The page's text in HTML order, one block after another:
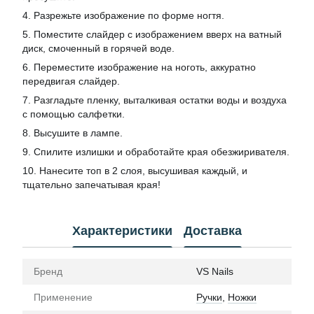
4. Разрежьте изображение по форме ногтя.
5. Поместите слайдер с изображением вверх на ватный
диск, смоченный в горячей воде.
6. Переместите изображение на ноготь, аккуратно
передвигая слайдер.
7. Разгладьте пленку, выталкивая остатки воды и воздуха
с помощью салфетки.
8. Высушите в лампе.
9. Спилите излишки и обработайте края обезжиривателя.
10. Нанесите топ в 2 слоя, высушивая каждый, и
тщательно запечатывая края!
Характеристики Доставка
Бренд VS Nails
Применение Ручки Ножки